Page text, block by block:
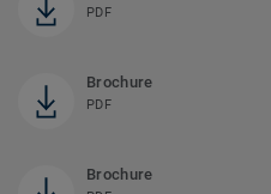
PDF
Brochure
PDF
Brochure